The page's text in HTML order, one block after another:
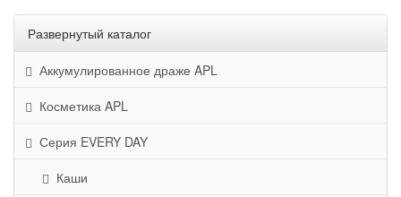
Развернутый каталог
Аккумулированное драже APL
Косметика APL
Серия EVERY DAY
Каши